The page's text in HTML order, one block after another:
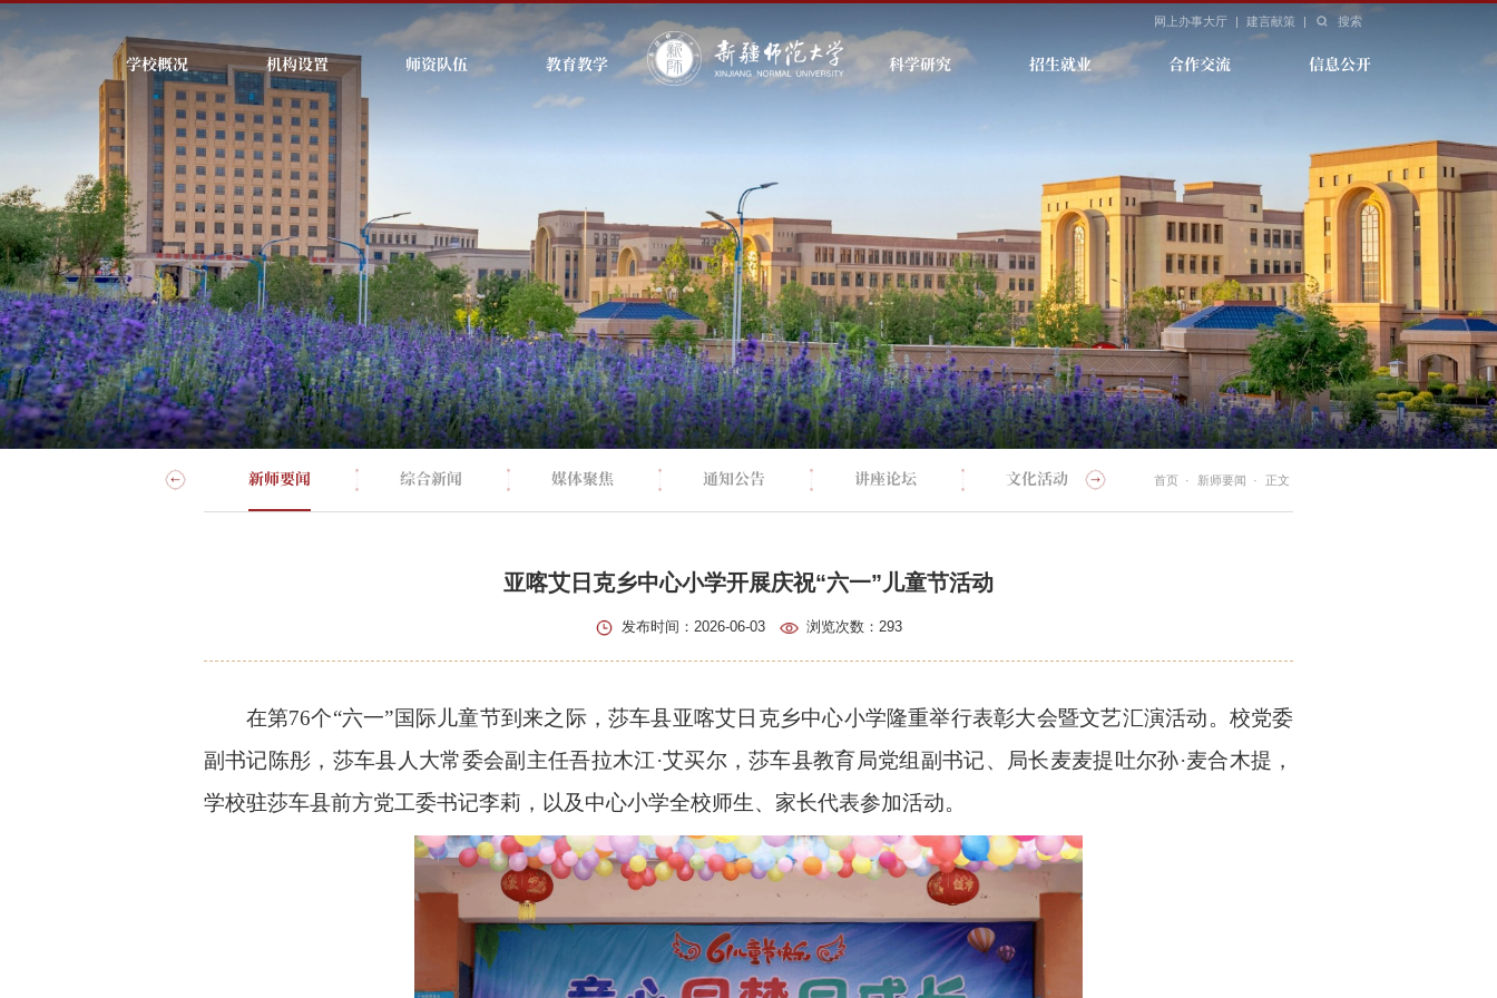
网上办事大厅 | 建言献策 | 搜索
学校概况 机构设置 师资队伍 教育教学 科学研究 招生就业 合作交流 信息公开
新师要闻 综合新闻 媒体聚焦 通知公告 讲座论坛 文化活动 媒体新师
首页 · 新师要闻 · 正文
亚喀艾日克乡中心小学开展庆祝“六一”儿童节活动
发布时间：2026-06-03 浏览次数：293
在第76个“六一”国际儿童节到来之际，莎车县亚喀艾日克乡中心小学隆重举行表彰大会暨文艺汇演活动。校党委
副书记陈彤，莎车县人大常委会副主任吾拉木江·艾买尔，莎车县教育局党组副书记、局长麦麦提吐尔孙·麦合木提，
学校驻莎车县前方党工委书记李莉，以及中心小学全校师生、家长代表参加活动。